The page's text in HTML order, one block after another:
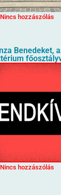
Nincs hozzászólás
Benedeket,
Nincs hozzászólás